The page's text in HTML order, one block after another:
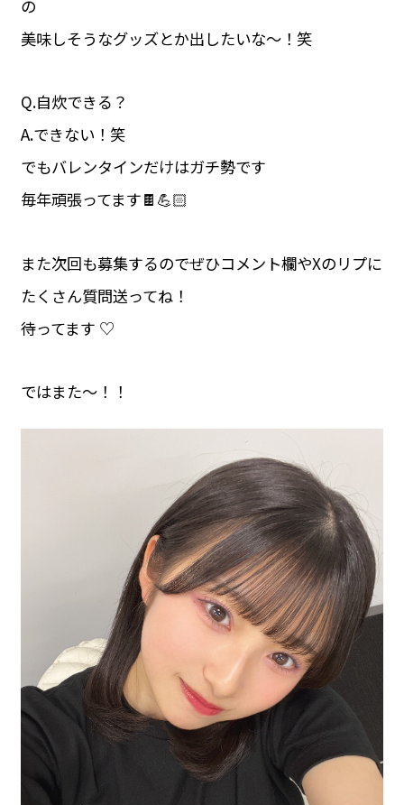
の
美味しそうなグッズとか出したいな～！笑
Q.自炊できる？
A.できない！笑
でもバレンタインだけはガチ勢です
毎年頑張ってます🍫💪🏻
また次回も募集するのでぜひコメント欄やXのリプに
たくさん質問送ってね！
待ってます ♡
ではまた～！！